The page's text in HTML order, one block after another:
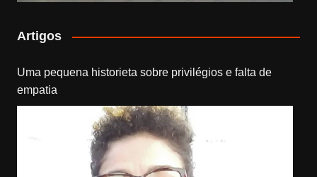
Artigos
Uma pequena historieta sobre privilégios e falta de
empatia